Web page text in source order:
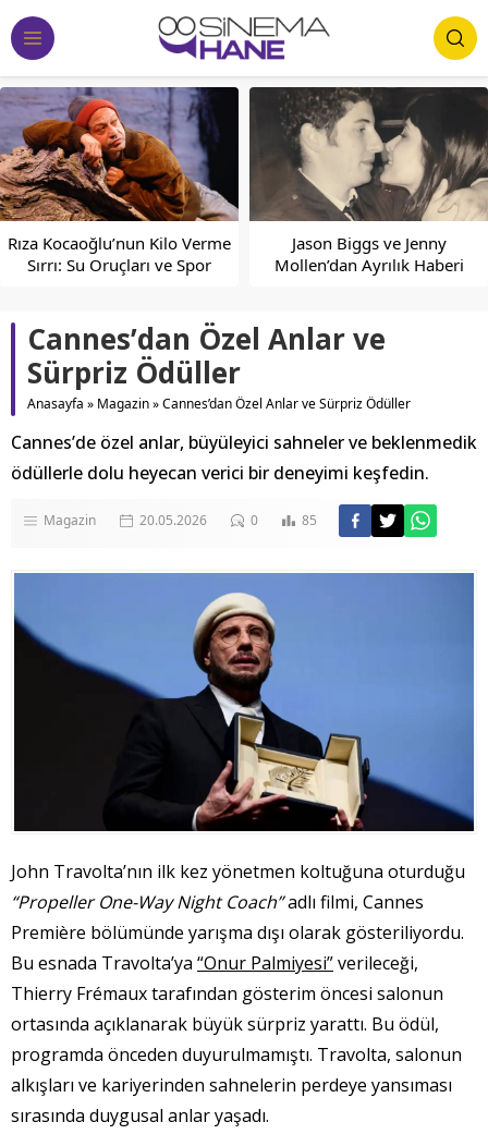
Verme
Spor
Jason Biggs ve Jenny
Mollen’dan Ayrılık Haberi
98. Akademi
Cannes’dan Özel Anlar ve
Sürpriz Ödüller
Anasayfa » Magazin»Cannes’dan Özel Anlar ve Sürpriz Ödüller
Cannes’de özel anlar, büyüleyici sahneler ve beklenmedik
ödüllerle dolu heyecan verici bir deneyimi keşfedin.
Magazin 20.05.2026 0 85
John Travolta’nın ilk kez yönetmen koltuğuna oturduğu
“Propeller One-Way Night Coach”adlı filmi, Cannes
Première bölümünde yarışma dışı olarak gösteriliyordu.
Bu esnada Travolta’ya “Onur Palmiyesi”verileceği,
Thierry Frémaux tarafından gösterim öncesi salonun
ortasında açıklanarak büyük sürpriz yarattı. Bu ödül,
programda önceden duyurulmamıştı. Travolta, salonun
alkışları ve kariyerinden sahnelerin perdeye yansıması
sırasında duygusal anlar yaşadı.